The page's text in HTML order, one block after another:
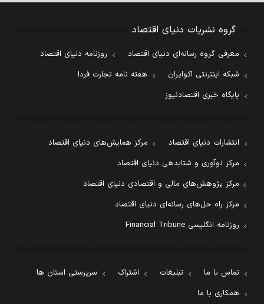
گروه نشریات دنیای اقتصاد
معرفی گروه رسانه‌ای دنیای اقتصاد
روزنامه دنیای اقتصاد
شبکه اینترنتی اکوایران
هفته نامه تجارت فردا
پایگاه خبری اقتصادنیوز
انتشارات دنیای اقتصاد
مرکز همایش‌های دنیای اقتصاد
مرکز نوآوری و شتابدهی دنیای اقتصاد
مرکز پژوهش‌های مالی و اقتصادی دنیای اقتصاد
مرکز راه حل‌های رسانه‌ای دنیای اقتصاد
روزنامه انگلیسی Financial Tribune
تماس با ما تبلیغات اشتراک
سرپرستی استان ها
همکاری با ما